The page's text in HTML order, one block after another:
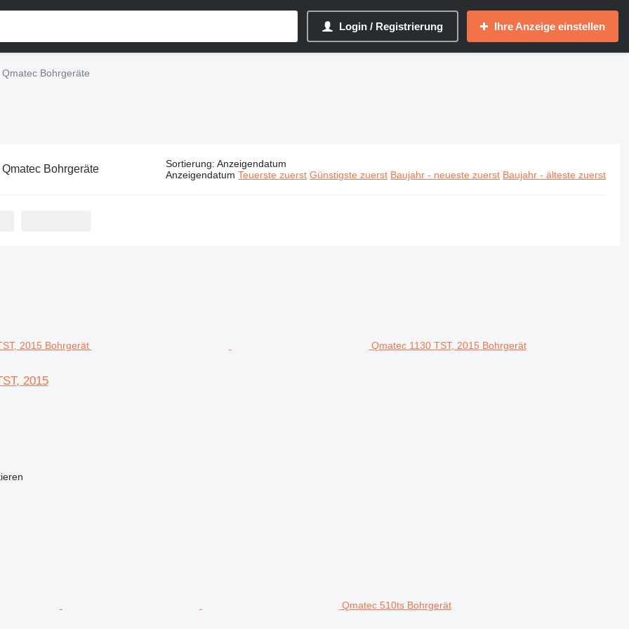
Login / Registrierung Ihre Anzeige einstellen
Qmatec Bohrgeräte
Qmatec Bohrgeräte Sortierung: Anzeigendatum
Anzeigendatum Teuerste zuerst Günstigste zuerst Baujahr - neueste zuerst Baujahr - älteste zuerst
Qmatec 1130 TST, 2015 Bohrgerät
2015
Qmatec 510ts Bohrgerät